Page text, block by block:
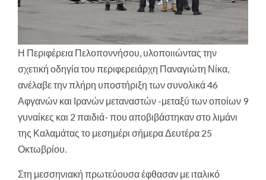
Η Περιφέρεια Πελοποννήσου, υλοποιιώντας την
σχετική οδηγία του περιφερειάρχη Παναγιώτη Νίκα,
ανέλαβε την πλήρη υποστήριξη των συνολικά 46
Αφγανών και Ιρανών μεταναστών -μεταξύ των οποίων 9
γυναίκες και 2 παιδιά- που αποβιβάστηκαν στο λιμάνι
της Καλαμάτας το μεσημέρι σήμερα Δευτέρα 25
Οκτωβρίου.
Στη μεσσηνιακή πρωτεύουσα έφθασαν με ιταλικό